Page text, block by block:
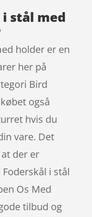
stål med
holder er en
her på
Bird
også
hvis du
vare. Det
der er
i stål
Os Med
tilbud og